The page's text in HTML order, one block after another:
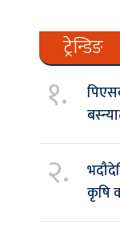
ट्रेन्डिङ
१.
२.
कृषि